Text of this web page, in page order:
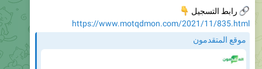
موقع المتقدمون